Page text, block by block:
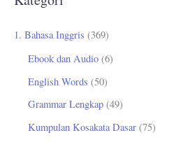
i
u1. Bahasa Inggris (369)
Ebook dan Audio (6)
English Words (50)
Grammar Lengkap (49)
Kumpulan Kosakata Dasar (75)